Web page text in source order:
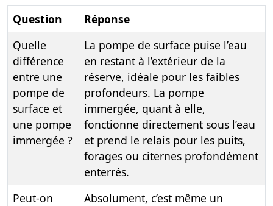
Question
Réponse
Quelle
différence
entre une
pompe de
surface et
une pompe
immergée ?
La pompe de surface puise l’eau
en restant à l’extérieur de la
réserve, idéale pour les faibles
profondeurs. La pompe
immergée, quant à elle,
fonctionne directement sous l’eau
et prend le relais pour les puits,
forages ou citernes profondément
enterrés.
Peut-on
Absolument, c’est même un